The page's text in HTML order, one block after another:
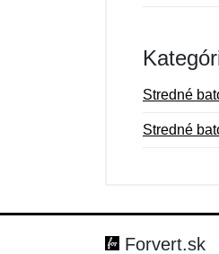
Stredné
Stredné
Forvert.sk